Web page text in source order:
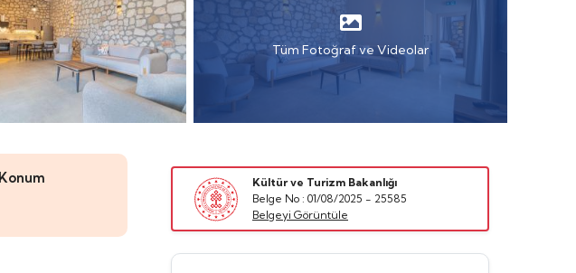
Tüm Fotoğraf ve Videolar
Konum
Kültür ve Turizm Bakanlığı
Belge No : 01/08/2025 - 25585
Belgeyi Görüntüle